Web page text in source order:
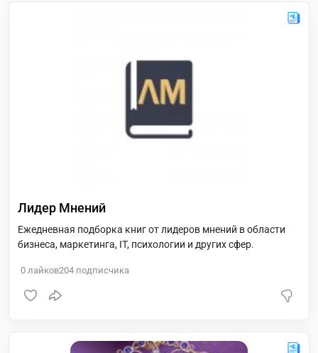
Лидер Мнений
Ежедневная подборка книг от лидеров мнений в области
бизнеса, маркетинга, IT, психологии и других сфер.
0 лайков204 подписчика